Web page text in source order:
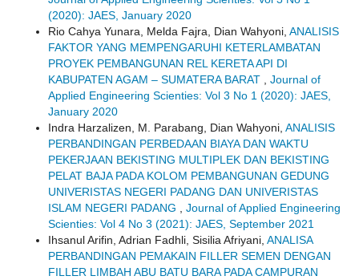
(2020): JAES, January 2020
Rio Cahya Yunara, Melda Fajra, Dian Wahyoni, ANALISIS
FAKTOR YANG MEMPENGARUHI KETERLAMBATAN
PROYEK PEMBANGUNAN REL KERETA API DI
KABUPATEN AGAM – SUMATERA BARAT
Journal of
Applied Engineering Scienties: Vol 3 No 1 (2020): JAES,
January 2020
Indra Harzalizen, M. Parabang, Dian Wahyoni, ANALISIS
PERBANDINGAN PERBEDAAN BIAYA DAN WAKTU
PEKERJAAN BEKISTING MULTIPLEK DAN BEKISTING
PELAT BAJA PADA KOLOM PEMBANGUNAN GEDUNG
UNIVERISTAS NEGERI PADANG DAN UNIVERISTAS
ISLAM NEGERI PADANG
Journal of Applied Engineering
Scienties: Vol 4 No 3 (2021): JAES, September 2021
Ihsanul Arifin, Adrian Fadhli, Sisilia Afriyani, ANALISA
PERBANDINGAN PEMAKAIN FILLER SEMEN DENGAN
FILLER LIMBAH ABU BATU BARA PADA CAMPURAN